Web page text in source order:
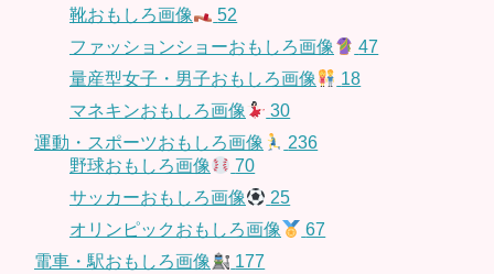
靴おもしろ画像
52
ファッションショーおもしろ画像
47
量産型女子・男子おもしろ画像
18
マネキンおもしろ画像
30
運動・スポーツおもしろ画像
236
野球おもしろ画像
70
サッカーおもしろ画像
25
オリンピックおもしろ画像
67
電車・駅おもしろ画像
177